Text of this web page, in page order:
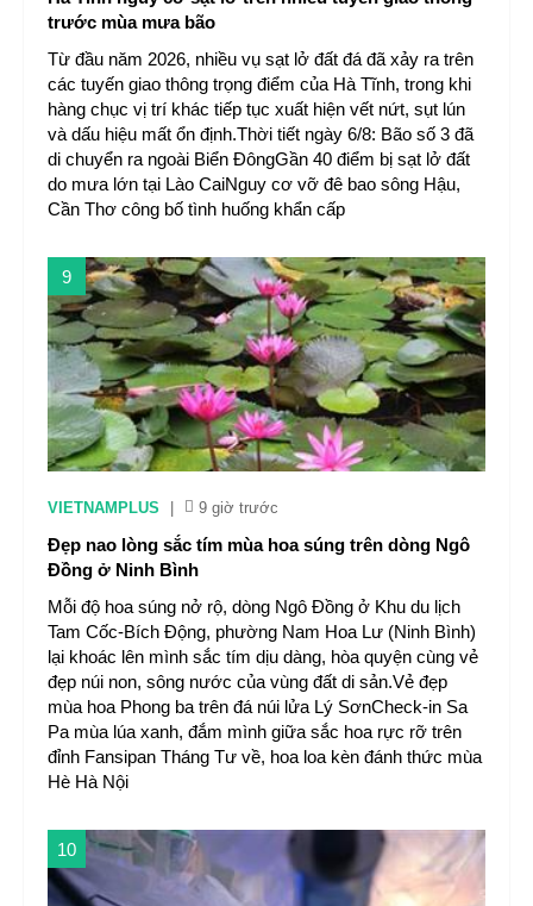
trước mùa mưa bão
Từ đầu năm 2026, nhiều vụ sạt lở đất đá đã xảy ra trên
các tuyến giao thông trọng điểm của Hà Tĩnh, trong khi
hàng chục vị trí khác tiếp tục xuất hiện vết nứt, sụt lún
và dấu hiệu mất ổn định.Thời tiết ngày 6/8: Bão số 3 đã
di chuyển ra ngoài Biển ĐôngGần 40 điểm bị sạt lở đất
do mưa lớn tại Lào CaiNguy cơ vỡ đê bao sông Hậu,
Cần Thơ công bố tình huống khẩn cấp
9
VIETNAMPLUS 9 giờ trước
Đẹp nao lòng sắc tím mùa hoa súng trên dòng Ngô
Đồng ở Ninh Bình
Mỗi độ hoa súng nở rộ, dòng Ngô Đồng ở Khu du lịch
Tam Cốc-Bích Động, phường Nam Hoa Lư (Ninh Bình)
lại khoác lên mình sắc tím dịu dàng, hòa quyện cùng vẻ
đẹp núi non, sông nước của vùng đất di sản.Vẻ đẹp
mùa hoa Phong ba trên đá núi lửa Lý SơnCheck-in Sa
Pa mùa lúa xanh, đắm mình giữa sắc hoa rực rỡ trên
đỉnh Fansipan Tháng Tư về, hoa loa kèn đánh thức mùa
Hè Hà Nội
10